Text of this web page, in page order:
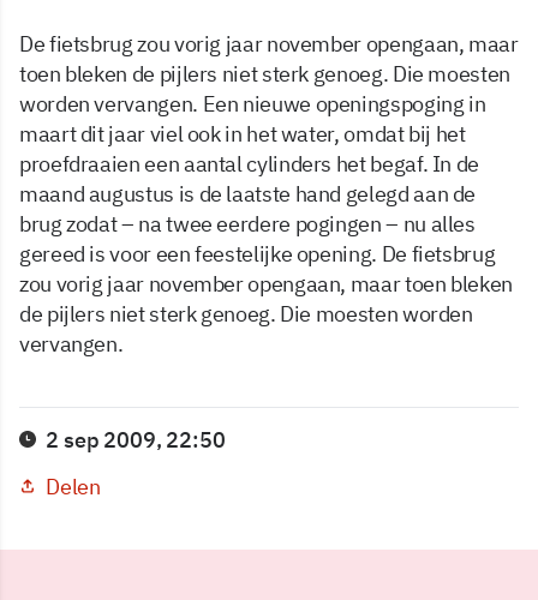
De fietsbrug zou vorig jaar november opengaan, maar
toen bleken de pijlers niet sterk genoeg. Die moesten
worden vervangen. Een nieuwe openingspoging in
maart dit jaar viel ook in het water, omdat bij het
proefdraaien een aantal cylinders het begaf. In de
maand augustus is de laatste hand gelegd aan de
brug zodat – na twee eerdere pogingen – nu alles
gereed is voor een feestelijke opening. De fietsbrug
zou vorig jaar november opengaan, maar toen bleken
de pijlers niet sterk genoeg. Die moesten worden
vervangen.
2 sep 2009, 22:50
Delen